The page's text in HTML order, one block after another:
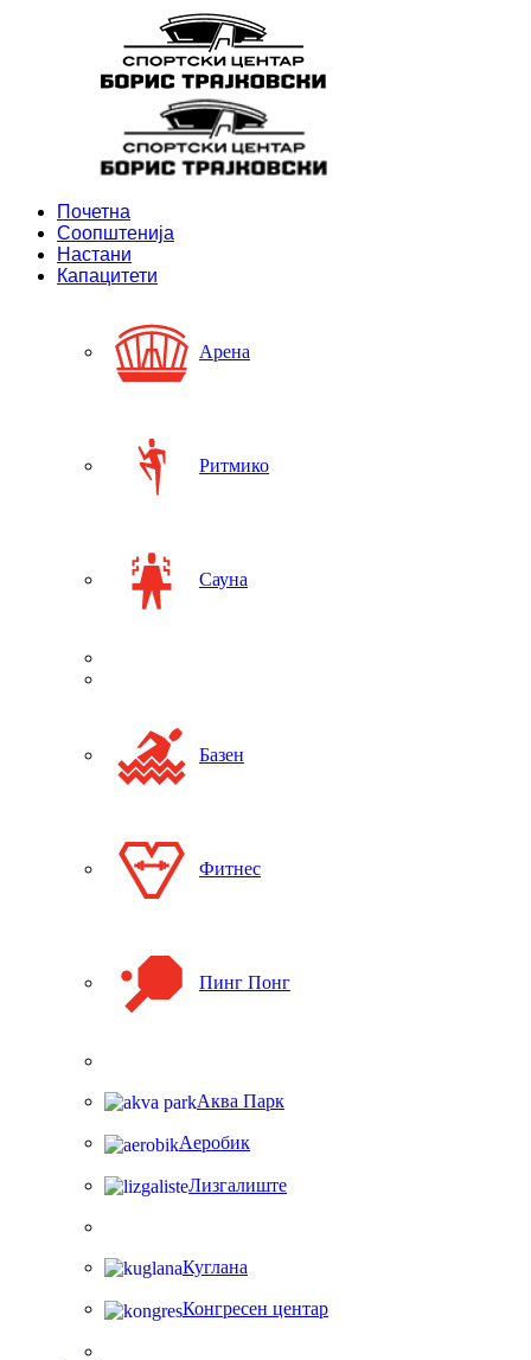
Почетна
Соопштенија
Настани
Капацитети
Арена
Ритмико
Сауна
Базен
Фитнес
Пинг Понг
Аква Парк
Аеробик
Лизгалиште
Куглана
Конгресен центар